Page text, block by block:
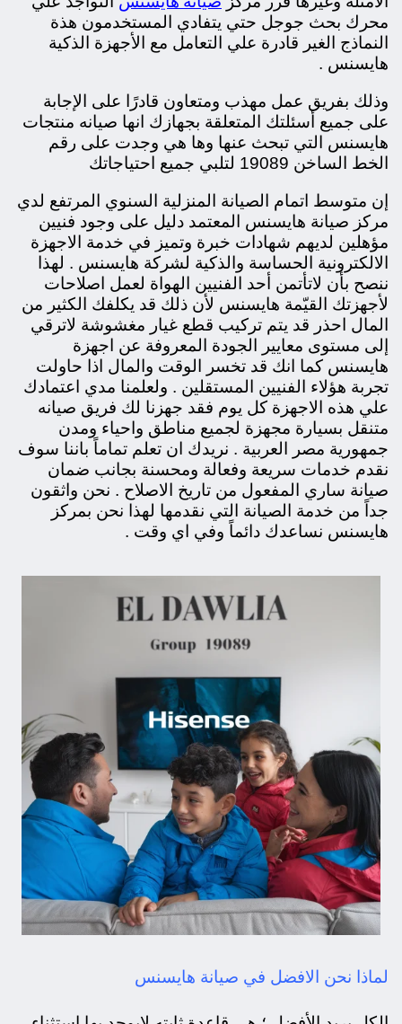
محرك بحث جوجل حتي يتفادي المستخدمون هذة
النماذج الغير قادرة علي التعامل مع الأجهزة الذكية
هايسنس .
وذلك بفريق عمل مهذب ومتعاون قادرًا على الإجابة
على جميع أسئلتك المتعلقة بجهازك انها صيانه منتجات
هايسنس التي تبحث عنها وها هي وجدت على رقم
الخط الساخن 19089 لتلبي جميع احتياجاتك
إن متوسط اتمام الصيانة المنزلية السنوي المرتفع لدي
مركز صيانة هايسنس المعتمد دليل على وجود فنيين
مؤهلين لديهم شهادات خبرة وتميز في خدمة الاجهزة
الالكترونية الحساسة والذكية لشركة هايسنس . لهذا
ننصح بأن لاتأتمن أحد الفنيين الهواة لعمل اصلاحات
لأجهزتك القيّمة هايسنس لأن ذلك قد يكلفك الكثير من
المال احذر قد يتم تركيب قطع غيار مغشوشة لاترقي
إلى مستوى معايير الجودة المعروفة عن اجهزة
هايسنس كما انك قد تخسر الوقت والمال اذا حاولت
تجربة هؤلاء الفنيين المستقلين . ولعلمنا مدي اعتمادك
علي هذه الاجهزة كل يوم فقد جهزنا لك فريق صيانه
متنقل بسيارة مجهزة لجميع مناطق واحياء ومدن
جمهورية مصر العربية . نريدك ان تعلم تماماً باننا سوف
نقدم خدمات سريعة وفعالة ومحسنة بجانب ضمان
صيانة ساري المفعول من تاريخ الاصلاح . نحن واثقون
جداً من خدمة الصيانة التي نقدمها لهذا نحن بمركز
هايسنس نساعدك دائماً وفي اي وقت .
لماذا نحن الافضل في صيانة هايسنس